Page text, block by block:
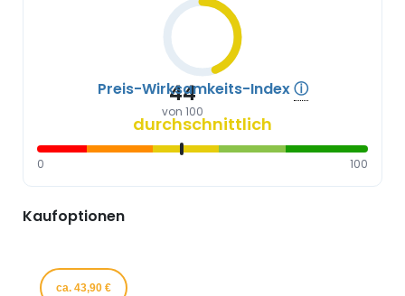
44
von 100
Preis-Wirksamkeits-Indexⓘ
durchschnittlich
0 100
Kaufoptionen
ca. 43,90 €